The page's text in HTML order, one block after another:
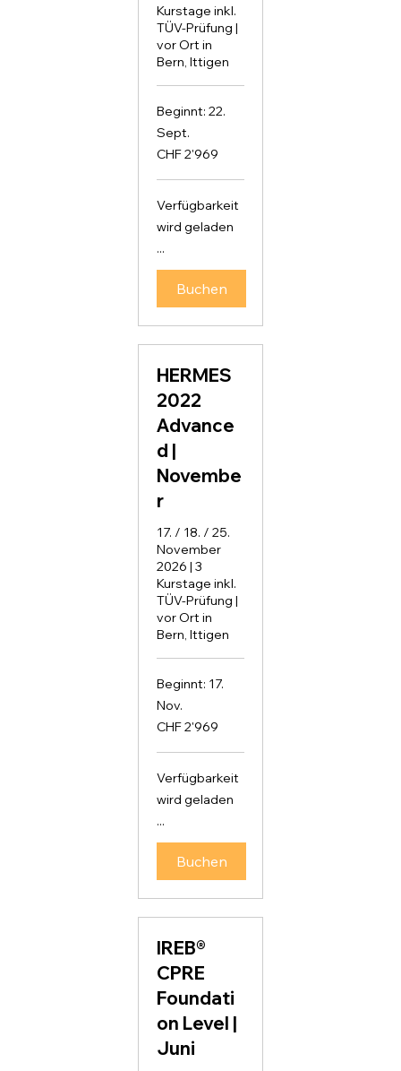
Kurstage inkl.
TÜV-Prüfung |
vor Ort in
Bern, Ittigen
Beginnt: 22.
Sept.
2'969
Schweizer
CHF 2'969
Verfügbarkeit
wird geladen
...
Buchen
HERMES
2022
Advance
d |
Novembe
r
17. / 18. / 25.
November
2026 | 3
Kurstage inkl.
TÜV-Prüfung |
vor Ort in
Bern, Ittigen
Beginnt: 17.
Nov.
2'969
Schweizer
CHF 2'969
Verfügbarkeit
wird geladen
...
Buchen
IREB®
CPRE
Foundati
on Level |
Juni